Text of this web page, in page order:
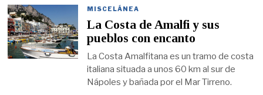
MISCELÁNEA
La Costa de Amalfi y sus
pueblos con encanto
La Costa Amalfitana es un tramo de costa
italiana situada a unos 60 km al sur de
Nápoles y bañada por el Mar Tirreno.